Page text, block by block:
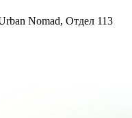
Nomad, Отдел 113